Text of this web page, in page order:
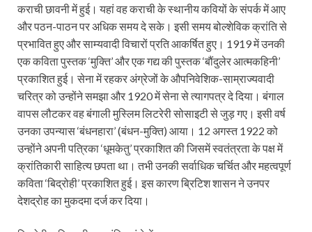
कराची छावनी में हुई। यहां वह कराची के स्थानीय कवियों के संपर्क में आए
और पठन-पाठन पर अधिक समय दे सके। इसी समय बोल्शेविक क्रांति से
प्रभावित हुए और साम्यवादी विचारों प्रति आकर्षित हुए। 1919 में उनकी
एक कविता पुस्तक ‘मुक्ति’ और एक गद्य की पुस्तक ‘बौंदुलेर आत्मकहिनी’
प्रकाशित हुई। सेना में रहकर अंग्रेजों के औपनिवेशिक-साम्राज्यवादी
चरित्र को उन्होंने समझा और 1920 में सेना से त्यागपत्र दे दिया। बंगाल
वापस लौटकर वह बंगाली मुस्लिम लिटरेरी सोसाइटी से जुड़ गए। इसी वर्ष
उनका उपन्यास ‘बंधनहारा’ (बंधन-मुक्ति) आया। 12 अगस्त 1922 को
उन्होंने अपनी पत्रिका ‘धूमकेतु’ प्रकाशित की जिसमें स्वतंत्रता के पक्ष में
क्रांतिकारी साहित्य छपता था। तभी उनकी सर्वाधिक चर्चित और महत्वपूर्ण
कविता ‘बिद्रोही’ प्रकाशित हुई। इस कारण ब्रिटिश शासन ने उनपर
देशद्रोह का मुकदमा दर्ज कर दिया।